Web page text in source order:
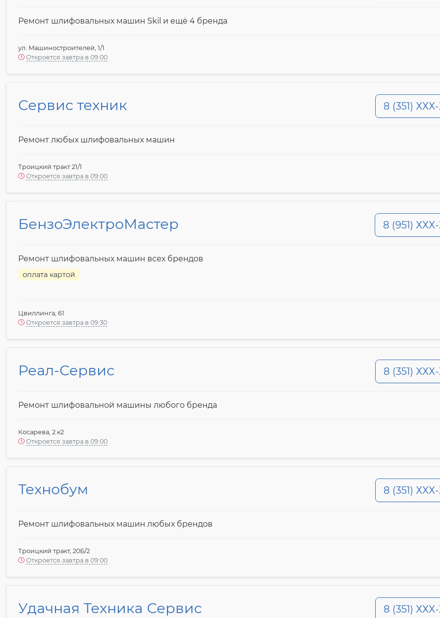
Ремонт шлифовальных машин Skil и ещё 4 бренда
ул. Машиностроителей, 1/1
Откроется завтра в 09:00
Сервис техник 8 (351)
Ремонт любых шлифовальных машин
Троицкий тракт 21/1
Откроется завтра в 09:00
БензоЭлектроМастер 8 (951)
Ремонт шлифовальных машин всех брендов
оплата картой
Цвиллинга, 61
Откроется завтра в 09:30
Реал-Сервис 8 (351)
Ремонт шлифовальной машины любого бренда
Косарева, 2 к2
Откроется завтра в 09:00
Технобум 8 (351)
Ремонт шлифовальных машин любых брендов
Троицкий тракт, 20Б/2
Откроется завтра в 09:00
Удачная Техника Сервис 8 (351)